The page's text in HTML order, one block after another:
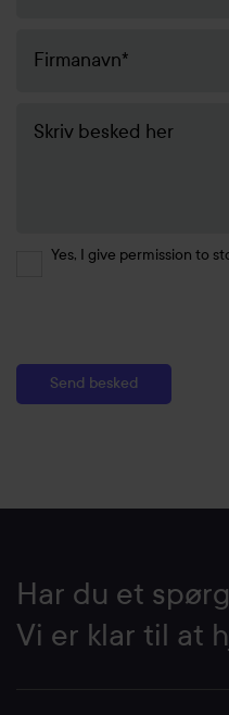
Yes, I give permission to
Har du et
Vi er klar til at